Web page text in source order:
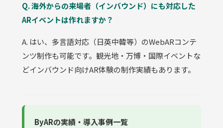
Q. 海外からの来場者（インバウンド）にも対応した
ARイベントは作れますか？
A. はい、多言語対応（日英中韓等）のWebARコンテ
ンツ制作も可能です。観光地・万博・国際イベントな
どインバウンド向けAR体験の制作実績もあります。
ByARの実績・導入事例一覧